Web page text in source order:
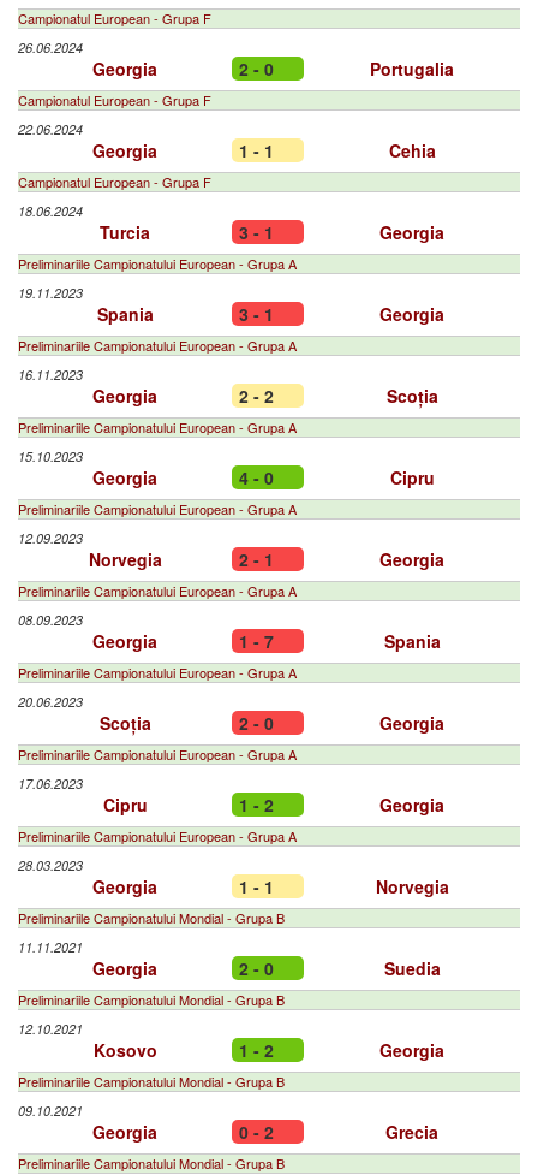
Campionatul European - Grupa F
26.06.2024
Georgia 2 - 0 Portugalia
Campionatul European - Grupa F
22.06.2024
Georgia 1 - 1 Cehia
Campionatul European - Grupa F
18.06.2024
Turcia 3 - 1 Georgia
Preliminariile Campionatului European - Grupa A
19.11.2023
Spania 3 - 1 Georgia
Preliminariile Campionatului European - Grupa A
16.11.2023
Georgia 2 - 2 Scoția
Preliminariile Campionatului European - Grupa A
15.10.2023
Georgia 4 - 0 Cipru
Preliminariile Campionatului European - Grupa A
12.09.2023
Norvegia 2 - 1 Georgia
Preliminariile Campionatului European - Grupa A
08.09.2023
Georgia 1 - 7 Spania
Preliminariile Campionatului European - Grupa A
20.06.2023
Scoția 2 - 0 Georgia
Preliminariile Campionatului European - Grupa A
17.06.2023
Cipru 1 - 2 Georgia
Preliminariile Campionatului European - Grupa A
28.03.2023
Georgia 1 - 1 Norvegia
Preliminariile Campionatului Mondial - Grupa B
11.11.2021
Georgia 2 - 0 Suedia
Preliminariile Campionatului Mondial - Grupa B
12.10.2021
Kosovo 1 - 2 Georgia
Preliminariile Campionatului Mondial - Grupa B
09.10.2021
Georgia 0 - 2 Grecia
Preliminariile Campionatului Mondial - Grupa B